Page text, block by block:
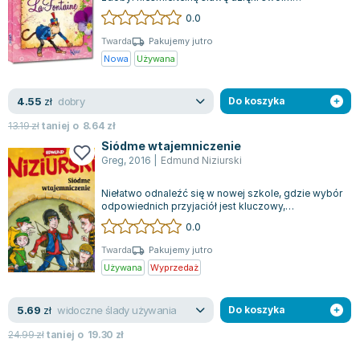
wierszowanym bajkom. W tym zbiorze zna...
0.0
Twarda
Pakujemy jutro
Nowa
Używana
4.55 zł dobry
13.19złtaniej o 8.64 zł
Do koszyka
Siódme wtajemniczenie
Greg, 2016 Edmund Niziurski
Niełatwo odnaleźć się w nowej szkole, gdzie wybór
odpowiednich przyjaciół jest kluczowy,
szczególnie gdy funkcjonują tam dwa rywal...
0.0
Twarda
Pakujemy jutro
Używana
Wyprzedaż
5.69 zł widoczne ślady używania
24.99złtaniej o 19.30 zł
Do koszyka